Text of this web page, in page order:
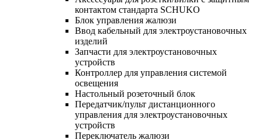
контактом стандарта SCHUKO
Блок управления жалюзи
Ввод кабельный для электроустановочных
изделий
Запчасти для электроустановочных
устройств
Контроллер для управления системой
освещения
Настольный розеточный блок
Передатчик/пульт дистанционного
управления для электроустановочных
устройств
Переключатель жалюзи